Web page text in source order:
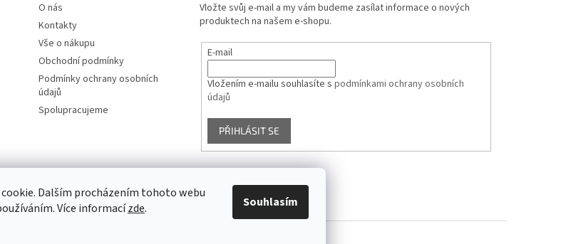
Dalším procházením tohoto webu
Více informacízde. Souhlasím
O nás
Kontakty
Vše o nákupu
Obchodní podmínky
Podmínky ochrany osobních
údajů
Spolupracujeme
Vložte svůj e-mail a my vám budeme zasílat informace o nových
produktech na našem e-shopu.
E-mail
Vložením e-mailu souhlasíte spodmínkami ochrany osobních
údajů
PŘIHLÁSIT SE
Facebook